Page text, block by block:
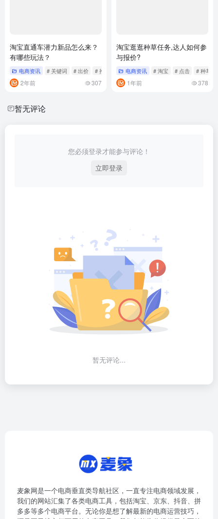
淘宝直通车潜力新品怎么来？
有哪些玩法？
电商资讯 # 关键词 # 出价 # 推广
2年前 307
淘宝逛逛种草任务,达人如何参
与报价?
电商资讯 # 淘宝 # 点击 # 种草
1年前 378
暂无评论
您必须登录才能参与评论！
立即登录
暂无评论...
麦象网是一个电商垂直类导航社区，一直专注电商领域发展，
我们的网站汇集了各类电商工具，包括淘宝、京东、抖音、拼
多多等多个电商平台。无论你是想了解最新的电商运营技巧，